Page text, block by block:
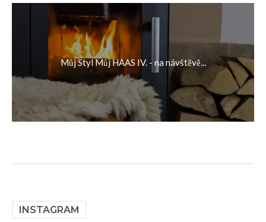
Můj Styl Můj HAAS IV. - na návštěvě...
INSTAGRAM